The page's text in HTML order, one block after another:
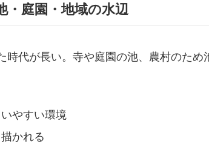
庭園・地域の水辺
時代が長い。寺や庭園の池、農村のため
やすい環境
かれる